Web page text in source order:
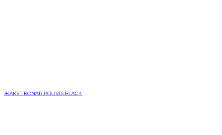
ЖАКЕТ KONAR POLIVIS BLACK